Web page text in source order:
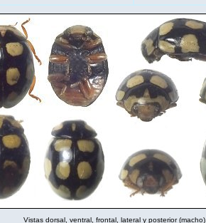
Vistas dorsal, ventral, frontal, lateral y posterior (macho).